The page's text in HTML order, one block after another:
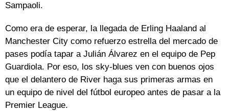
Sampaoli.
Como era de esperar, la llegada de Erling Haaland al
Manchester City como refuerzo estrella del mercado de
pases podía tapar a Julián Álvarez en el equipo de Pep
Guardiola. Por eso, los sky-blues ven con buenos ojos
que el delantero de River haga sus primeras armas en
un equipo de nivel del fútbol europeo antes de pasar a la
Premier League.